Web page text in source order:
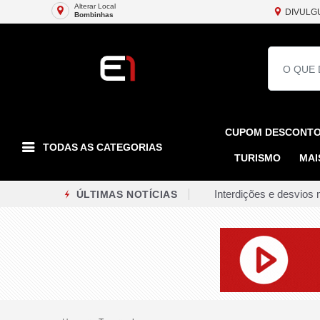
Alterar Local
Bombinhas
TODAS AS CATEGORIAS
CUPOM
TURISMO
ÚLTIMAS NOTÍCIAS Interdições e desvios
Belo Horizonte
Guarda civil de Belo